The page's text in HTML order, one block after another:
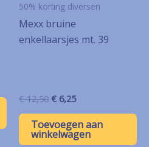
50% korting diversen
Mexx bruine
enkellaarsjes mt. 39
€12,50 Oorspronkelijke
was:
€ 12,50.
€ 6,25Huidige
is:
€ 6,25.
Toevoegen aan
winkelwagen